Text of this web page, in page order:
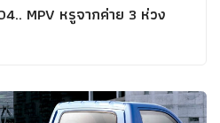
MPV หรูจากค่าย 3 ห่วง